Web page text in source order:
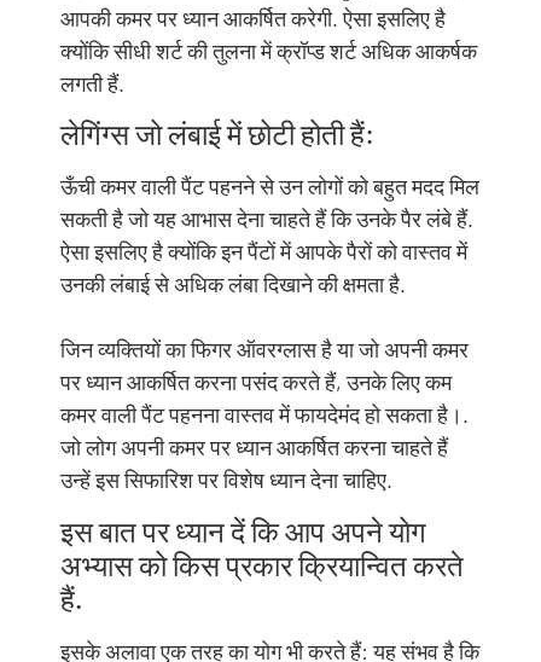
आपकी कमर पर ध्यान आकर्षित करेगी. ऐसा इसलिए है
क्योंकि सीधी शर्ट की तुलना में क्रॉप्ड शर्ट अधिक आकर्षक
लगती हैं.
लेगिंग्स जो लंबाई में छोटी होती हैं:
ऊँची कमर वाली पैंट पहनने से उन लोगों को बहुत मदद मिल
सकती है जो यह आभास देना चाहते हैं कि उनके पैर लंबे हैं.
ऐसा इसलिए है क्योंकि इन पैंटों में आपके पैरों को वास्तव में
उनकी लंबाई से अधिक लंबा दिखाने की क्षमता है.
जिन व्यक्तियों का फिगर ऑवरग्लास है या जो अपनी कमर
पर ध्यान आकर्षित करना पसंद करते हैं, उनके लिए कम
कमर वाली पैंट पहनना वास्तव में फायदेमंद हो सकता है।.
जो लोग अपनी कमर पर ध्यान आकर्षित करना चाहते हैं
उन्हें इस सिफारिश पर विशेष ध्यान देना चाहिए.
इस बात पर ध्यान दें कि आप अपने योग
अभ्यास को किस प्रकार क्रियान्वित करते
हैं.
इसके अलावा एक तरह का योग भी करते हैं: यह संभव है कि